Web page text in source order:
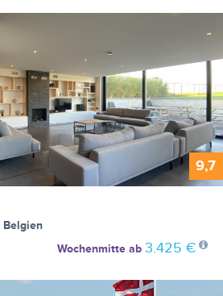
9,7
Belgien
Wochenmitteab 3.425 €